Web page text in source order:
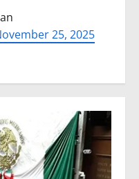
25, 2025